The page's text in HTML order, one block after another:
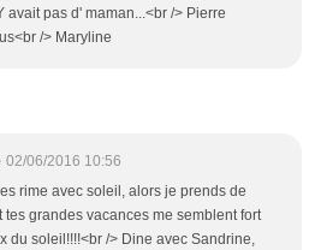
avait pas d' maman...<br /> Pierre
/> Maryline
02/06/2016 10:56
rime avec soleil, alors je prends de
tes grandes vacances me semblent fort
du soleil!!!!<br /> Dine avec Sandrine,